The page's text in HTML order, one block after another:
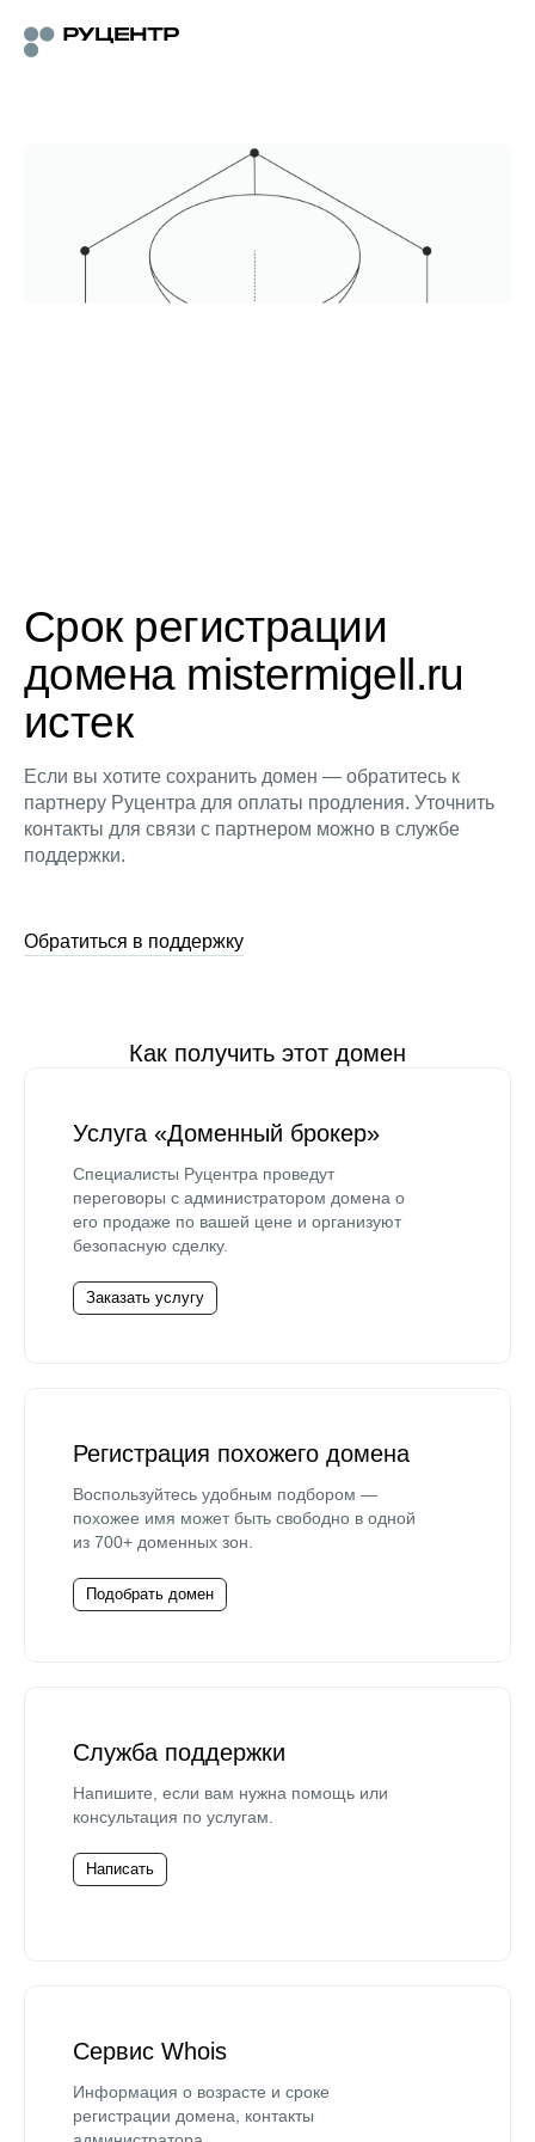
Срок регистрации
домена mistermigell.ru
истек
Если вы хотите сохранить домен — обратитесь к
партнеру Руцентра для оплаты продления. Уточнить
контакты для связи с партнером можно в службе
поддержки.
Обратиться в поддержку
Как получить этот домен
Услуга «Доменный брокер»
Специалисты Руцентра проведут
переговоры с администратором домена о
его продаже по вашей цене и организуют
безопасную сделку.
Заказать услугу
Регистрация похожего домена
Воспользуйтесь удобным подбором —
похожее имя может быть свободно в одной
из 700+ доменных зон.
Подобрать домен
Служба поддержки
Напишите, если вам нужна помощь или
консультация по услугам.
Написать
Сервис Whois
Информация о возрасте и сроке
регистрации домена, контакты